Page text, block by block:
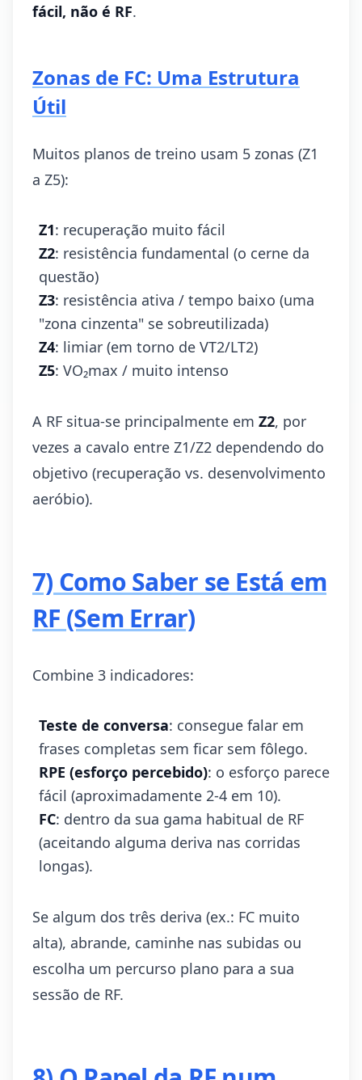
fácil, não é RF.
Zonas de FC: Uma Estrutura
Útil
Muitos planos de treino usam 5 zonas (Z1
a Z5):
Z1: recuperação muito fácil
Z2: resistência fundamental (o cerne da
questão)
Z3: resistência ativa / tempo baixo (uma
"zona cinzenta" se sobreutilizada)
Z4: limiar (em torno de VT2/LT2)
Z5: VO₂max / muito intenso
A RF situa-se principalmente em Z2, por
vezes a cavalo entre Z1/Z2 dependendo do
objetivo (recuperação vs. desenvolvimento
aeróbio).
7) Como Saber se Está em
RF (Sem Errar)
Combine 3 indicadores:
Teste de conversa: consegue falar em
frases completas sem ficar sem fôlego.
RPE (esforço percebido): o esforço parece
fácil (aproximadamente 2-4 em 10).
FC: dentro da sua gama habitual de RF
(aceitando alguma deriva nas corridas
longas).
Se algum dos três deriva (ex.: FC muito
alta), abrande, caminhe nas subidas ou
escolha um percurso plano para a sua
sessão de RF.